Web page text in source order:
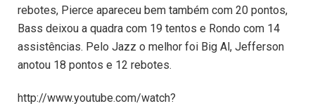
rebotes, Pierce apareceu bem também com 20 pontos,
Bass deixou a quadra com 19 tentos e Rondo com 14
assistências. Pelo Jazz o melhor foi Big Al, Jefferson
anotou 18 pontos e 12 rebotes.
http://www.youtube.com/watch?